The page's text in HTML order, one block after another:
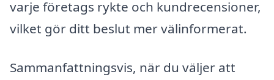
varje företags rykte och kundrecensioner,
vilket gör ditt beslut mer välinformerat.
Sammanfattningsvis, när du väljer att